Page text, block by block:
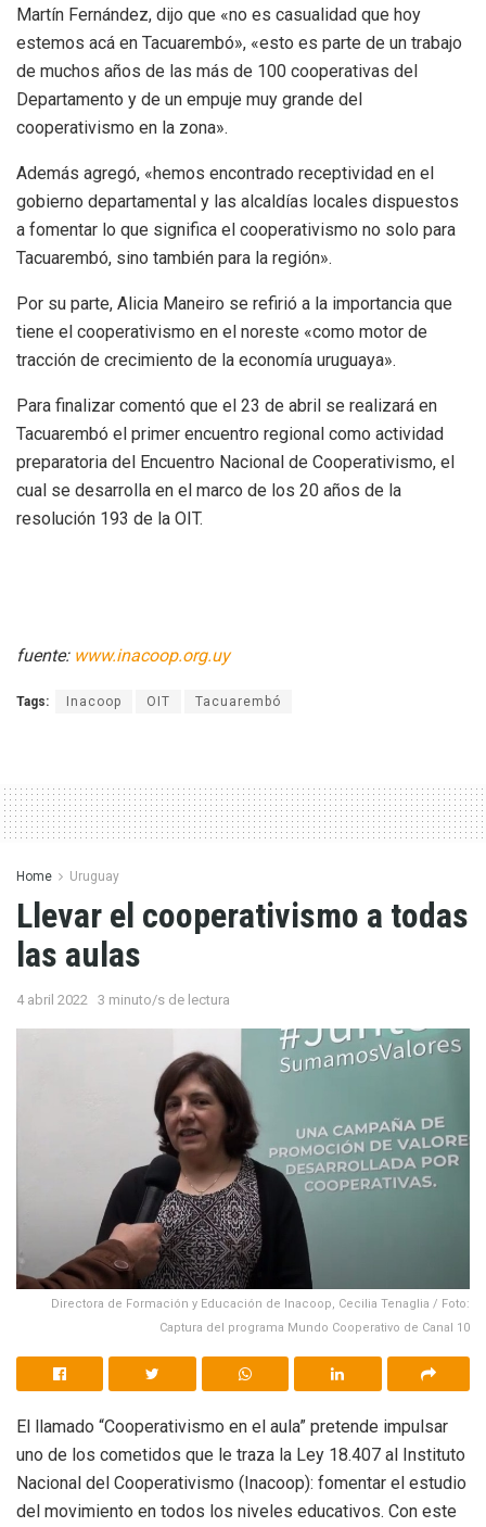
Martín Fernández, dijo que «no es casualidad que hoy
estemos acá en Tacuarembó», «esto es parte de un trabajo
de muchos años de las más de 100 cooperativas del
Departamento y de un empuje muy grande del
cooperativismo en la zona».
Además agregó, «hemos encontrado receptividad en el
gobierno departamental y las alcaldías locales dispuestos
a fomentar lo que significa el cooperativismo no solo para
Tacuarembó, sino también para la región».
Por su parte, Alicia Maneiro se refirió a la importancia que
tiene el cooperativismo en el noreste «como motor de
tracción de crecimiento de la economía uruguaya».
Para finalizar comentó que el 23 de abril se realizará en
Tacuarembó el primer encuentro regional como actividad
preparatoria del Encuentro Nacional de Cooperativismo, el
cual se desarrolla en el marco de los 20 años de la
resolución 193 de la OIT.
fuente: www.inacoop.org.uy
Tags: Inacoop OIT Tacuarembó
Home Uruguay
Llevar el cooperativismo a todas
las aulas
4 abril 2022 3 minuto/s de lectura
Directora de Formación y Educación de Inacoop, Cecilia Tenaglia / Foto:
Captura del programa Mundo Cooperativo de Canal 10
El llamado “Cooperativismo en el aula” pretende impulsar
uno de los cometidos que le traza la Ley 18.407 al Instituto
Nacional del Cooperativismo (Inacoop): fomentar el estudio
del movimiento en todos los niveles educativos. Con este